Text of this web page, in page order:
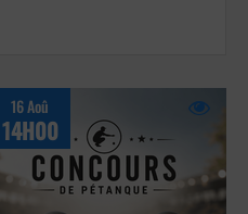
16 Aoû
14H00